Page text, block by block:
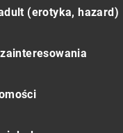
(erotyka, hazard)